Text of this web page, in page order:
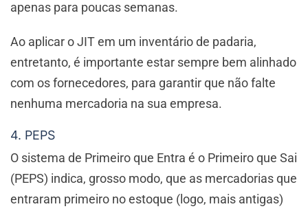
apenas para poucas semanas.
Ao aplicar o JIT em um inventário de padaria,
entretanto, é importante estar sempre bem alinhado
com os fornecedores, para garantir que não falte
nenhuma mercadoria na sua empresa.
4. PEPS
O sistema de Primeiro que Entra é o Primeiro que Sai
(PEPS) indica, grosso modo, que as mercadorias que
entraram primeiro no estoque (logo, mais antigas)